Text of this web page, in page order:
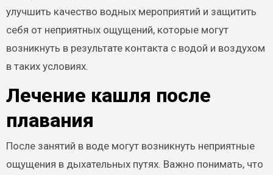
улучшить качество водных мероприятий и защитить
себя от неприятных ощущений, которые могут
возникнуть в результате контакта с водой и воздухом
в таких условиях.
Лечение кашля после
плавания
После занятий в воде могут возникнуть неприятные
ощущения в дыхательных путях. Важно понимать, что